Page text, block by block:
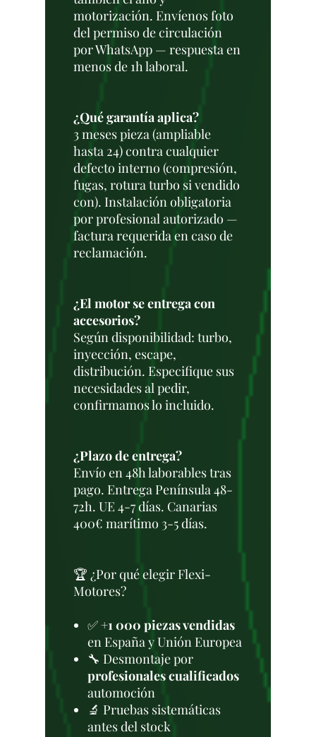
motorización. Envíenos foto
del permiso de circulación
por WhatsApp — respuesta en
menos de 1h laboral.
¿Qué garantía aplica?
3 meses pieza (ampliable
hasta 24) contra cualquier
defecto interno (compresión,
fugas, rotura turbo si vendido
con). Instalación obligatoria
por profesional autorizado —
factura requerida en caso de
reclamación.
¿El motor se entrega con
accesorios?
Según disponibilidad: turbo,
inyección, escape,
distribución. Especifique sus
necesidades al pedir,
confirmamos lo incluido.
¿Plazo de entrega?
Envío en 48h laborables tras
pago. Entrega Península 48-
72h. UE 4-7 días. Canarias
400€ marítimo 3-5 días.
🏆 ¿Por qué elegir Flexi-
Motores?
✅+1 000 piezas vendidas
en España y Unión Europea
🔧 Desmontaje por
profesionales cualificados
automoción
🔬 Pruebas sistemáticas
antes del stock